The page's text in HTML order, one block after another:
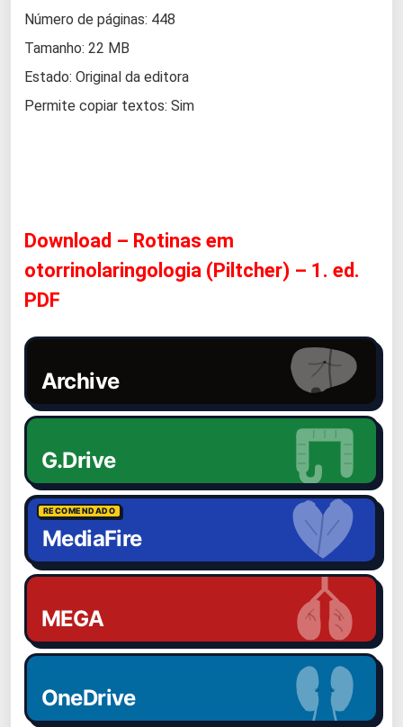
Número de páginas: 448
Tamanho: 22 MB
Estado: Original da editora
Permite copiar textos: Sim
Download – Rotinas em
otorrinolaringologia (Piltcher) – 1. ed.
PDF
Archive
G.Drive
RECOMENDADO
MediaFire
MEGA
OneDrive